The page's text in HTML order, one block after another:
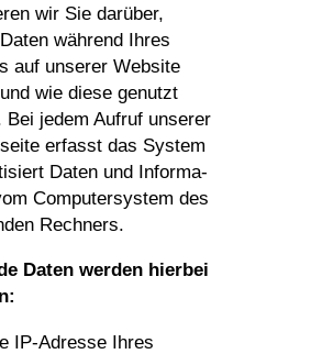
wir Sie darüber,
während Ihres
auf unserer Website
wie diese genutzt
Bei jedem Aufruf unserer
erfasst das System
Daten und Infor­ma­
Compu­ter­system des
Rechners.
Daten werden hierbei
IP-Adresse Ihres